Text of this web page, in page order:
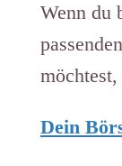
Wenn du
Dein